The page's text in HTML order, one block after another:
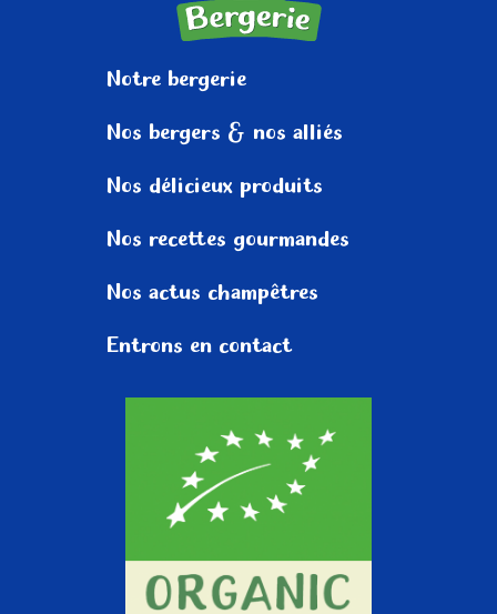
Notre bergerie
Nos bergers & nos alliés
Nos délicieux produits
Nos recettes gourmandes
Nos actus champêtres
Entrons en contact